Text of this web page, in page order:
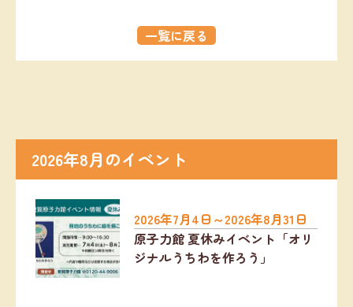
一覧に戻る
2026年8月のイベント
2026年7月4日～2026年8月31日
原子力館 夏休みイベント「オリ
ジナルうちわを作ろう」